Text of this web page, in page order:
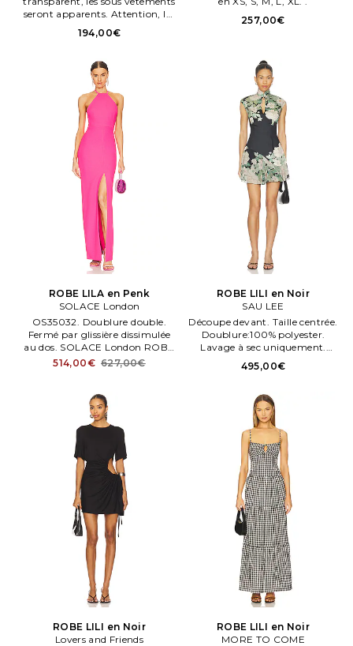
seront apparents. Attention, les
sous vêtements ne sont pas
enclus. Front keyhole with
légère. . Taille XXS.
194,00€
257,00€
ROBE LILA en Penk
SOLACE London
OS35032. Doublure double.
Fermé par glissière dissimulée
au dos. SOLACE London ROBE
LILA in Pink. Size US 0/ UK 4,
514,00€ 627,00€
ROBE LILI en Noir
SAU LEE
Découpe devant. Taille centrée.
Doublure:100% polyester.
Lavage à sec uniquement.
Partiellement doublé.
Fermeture par glissière
495,00€
ROBE LILI en Noir
Lovers and Friends
ROBE LILI en Noir
MORE TO COME